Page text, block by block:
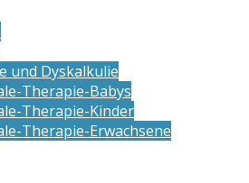
und Dyskalkulie
Therapie-Babys
Therapie-Kinder
Therapie-Erwachsene